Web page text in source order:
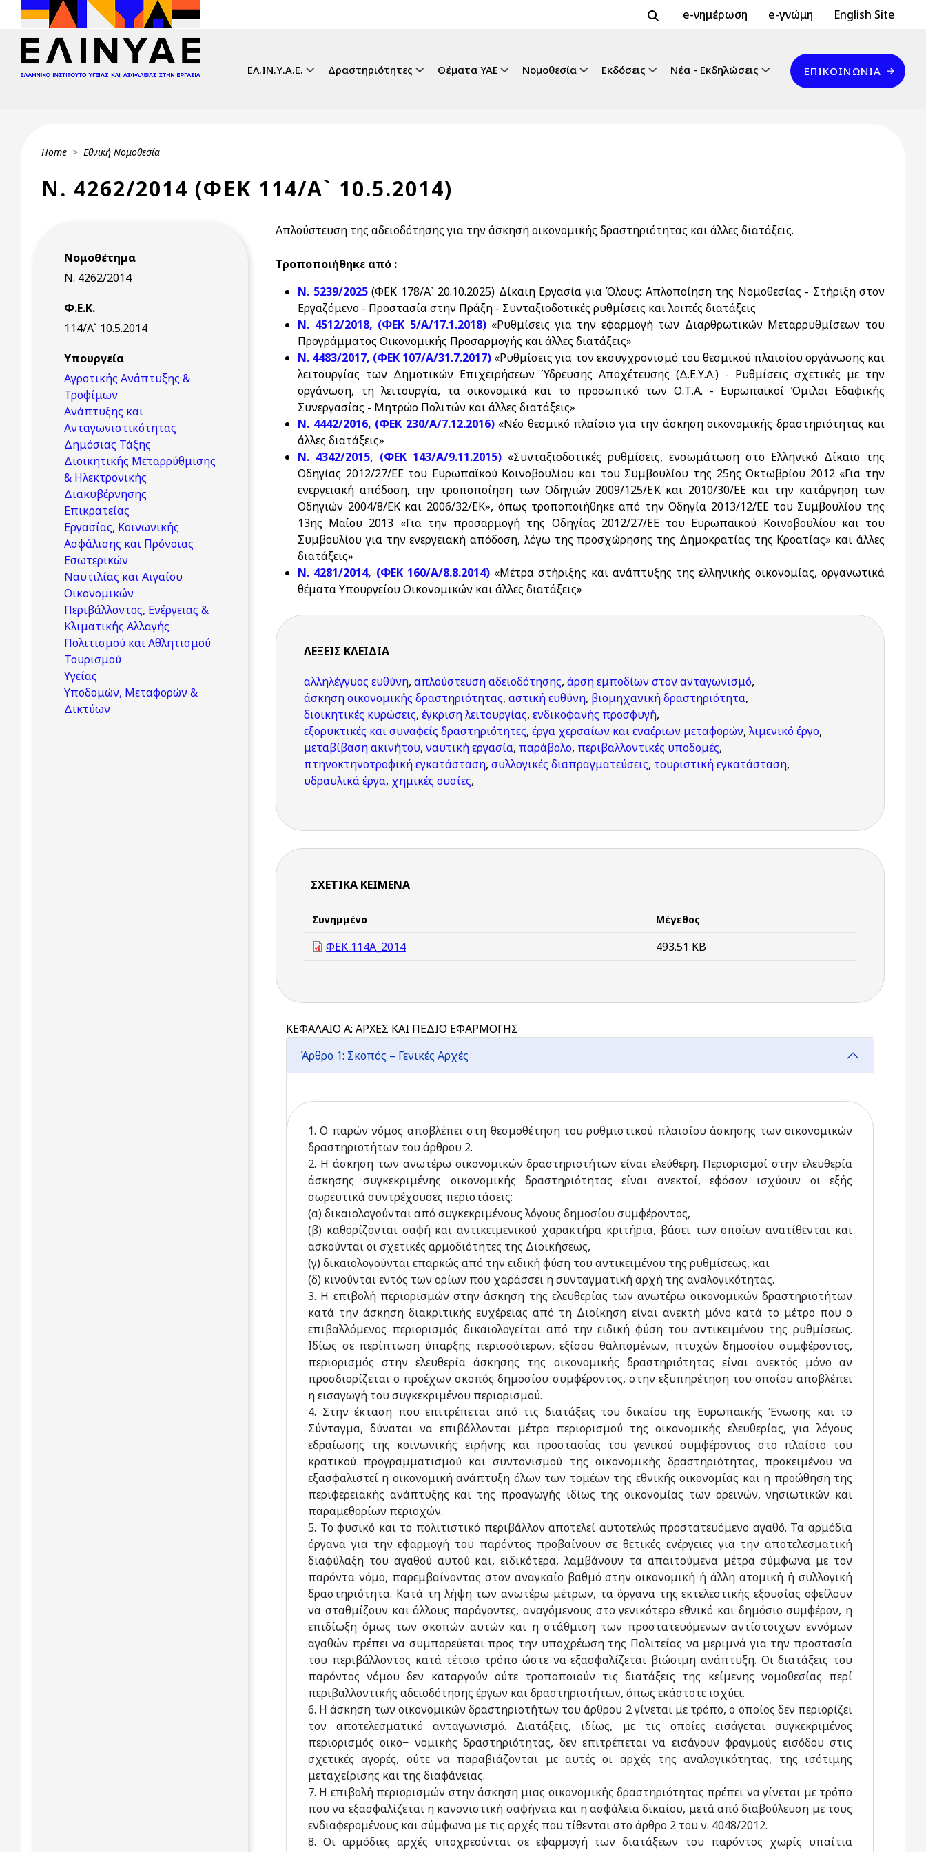
Skip to main content Header Top 2
e-νημέρωση e-γνώμη Header Top
English Site
ΕΛ.ΙΝ.Υ.Α.Ε. Δραστηριότητες Θέματα ΥΑΕ Νομοθεσία Εκδόσεις Νέα - Εκδηλώσεις
Επικοινωνία
ΕΠΙΚΟΙΝΩΝΊΑ
Breadcrumb
Home Εθνική Νομοθεσία
Ν. 4262/2014 (ΦΕΚ 114/Α` 10.5.2014)
Νομοθέτημα
Ν. 4262/2014
Φ.Ε.Κ.
114/Α` 10.5.2014
Υπουργεία
Αγροτικής Ανάπτυξης &
Τροφίμων
Ανάπτυξης και
Ανταγωνιστικότητας
Δημόσιας Τάξης
Διοικητικής Μεταρρύθμισης
& Ηλεκτρονικής
Διακυβέρνησης
Επικρατείας
Εργασίας, Κοινωνικής
Ασφάλισης και Πρόνοιας
Εσωτερικών
Ναυτιλίας και Αιγαίου
Οικονομικών
Περιβάλλοντος, Ενέργειας &
Κλιματικής Αλλαγής
Πολιτισμού και Αθλητισμού
Τουρισμού
Υγείας
Υποδομών, Μεταφορών &
Δικτύων
Απλούστευση της αδειοδότησης για την άσκηση οικονομικής δραστηριότητας και άλλες διατάξεις.
Τροποποιήθηκε από :
Ν. 5239/2025 (ΦΕΚ 178/Α` 20.10.2025) Δίκαιη Εργασία για Όλους: Απλοποίηση της Νομοθεσίας - Στήριξη στον
Εργαζόμενο - Προστασία στην Πράξη - Συνταξιοδοτικές ρυθμίσεις και λοιπές διατάξεις
N. 4512/2018, (ΦΕΚ 5/Α/17.1.2018) «Ρυθμίσεις για την εφαρμογή των Διαρθρωτικών Μεταρρυθμίσεων του
Προγράμματος Οικονομικής Προσαρμογής και άλλες διατάξεις»
N. 4483/2017, (ΦΕΚ 107/Α/31.7.2017) «Ρυθμίσεις για τον εκσυγχρονισμό του θεσμικού πλαισίου οργάνωσης και
λειτουργίας των Δημοτικών Επιχειρήσεων Ύδρευσης Αποχέτευσης (Δ.Ε.Υ.Α.) - Ρυθμίσεις σχετικές με την
οργάνωση, τη λειτουργία, τα οικονομικά και το προσωπικό των Ο.Τ.Α. - Ευρωπαϊκοί Όμιλοι Εδαφικής
Συνεργασίας - Μητρώο Πολιτών και άλλες διατάξεις»
N. 4442/2016, (ΦΕΚ 230/Α/7.12.2016) «Νέο θεσμικό πλαίσιο για την άσκηση οικονομικής δραστηριότητας και
άλλες διατάξεις»
Ν. 4342/2015, (ΦΕΚ 143/Α/9.11.2015) «Συνταξιοδοτικές ρυθμίσεις, ενσωμάτωση στο Ελληνικό Δίκαιο της
Οδηγίας 2012/27/ΕΕ του Ευρωπαϊκού Κοινοβουλίου και του Συμβουλίου της 25ης Οκτωβρίου 2012 «Για την
ενεργειακή απόδοση, την τροποποίηση των Οδηγιών 2009/125/ΕΚ και 2010/30/ΕΕ και την κατάργηση των
Οδηγιών 2004/8/ΕΚ και 2006/32/ΕΚ», όπως τροποποιήθηκε από την Οδηγία 2013/12/ΕΕ του Συμβουλίου της
13ης Μαΐου 2013 «Για την προσαρμογή της Οδηγίας 2012/27/ΕΕ του Ευρωπαϊκού Κοινοβουλίου και του
Συμβουλίου για την ενεργειακή απόδοση, λόγω της προσχώρησης της Δημοκρατίας της Κροατίας» και άλλες
διατάξεις»
Ν. 4281/2014, (ΦΕΚ 160/Α/8.8.2014) «Μέτρα στήριξης και ανάπτυξης της ελληνικής οικονομίας, οργανωτικά
θέματα Υπουργείου Οικονομικών και άλλες διατάξεις»
ΛΈΞΕΙΣ KΛΕΙΔΙΆ
αλληλέγγυος ευθύνη, απλούστευση αδειοδότησης, άρση εμποδίων στον ανταγωνισμό,
άσκηση οικονομικής δραστηριότητας, αστική ευθύνη, βιομηχανική δραστηριότητα,
διοικητικές κυρώσεις, έγκριση λειτουργίας, ενδικοφανής προσφυγή,
εξορυκτικές και συναφείς δραστηριότητες, έργα χερσαίων και εναέριων μεταφορών, λιμενικό έργο,
μεταβίβαση ακινήτου, ναυτική εργασία, παράβολο, περιβαλλοντικές υποδομές,
πτηνοκτηνοτροφική εγκατάσταση, συλλογικές διαπραγματεύσεις, τουριστική εγκατάσταση,
υδραυλικά έργα, χημικές ουσίες,
ΣΧΕΤΙΚΆ ΚΕΊΜΕΝΑ
Συνημμένο Μέγεθος
ΦΕΚ 114Α_2014 493.51 KB
ΚΕΦΑΛΑΙΟ Α: ΑΡΧΕΣ ΚΑΙ ΠΕΔΙΟ ΕΦΑΡΜΟΓΗΣ
Άρθρο 1: Σκοπός – Γενικές Αρχές
1. Ο παρών νόμος αποβλέπει στη θεσμοθέτηση του ρυθμιστικού πλαισίου άσκησης των οικονομικών
δραστηριοτήτων του άρθρου 2.
2. Η άσκηση των ανωτέρω οικονομικών δραστηριοτήτων είναι ελεύθερη. Περιορισμοί στην ελευθερία
άσκησης συγκεκριμένης οικονομικής δραστηριότητας είναι ανεκτοί, εφόσον ισχύουν οι εξής
σωρευτικά συντρέχουσες περιστάσεις:
(α) δικαιολογούνται από συγκεκριμένους λόγους δημοσίου συμφέροντος,
(β) καθορίζονται σαφή και αντικειμενικού χαρακτήρα κριτήρια, βάσει των οποίων ανατίθενται και
ασκούνται οι σχετικές αρμοδιότητες της Διοικήσεως,
(γ) δικαιολογούνται επαρκώς από την ειδική φύση του αντικειμένου της ρυθμίσεως, και
(δ) κινούνται εντός των ορίων που χαράσσει η συνταγματική αρχή της αναλογικότητας.
3. Η επιβολή περιορισμών στην άσκηση της ελευθερίας των ανωτέρω οικονομικών δραστηριοτήτων
κατά την άσκηση διακριτικής ευχέρειας από τη Διοίκηση είναι ανεκτή μόνο κατά το μέτρο που ο
επιβαλλόμενος περιορισμός δικαιολογείται από την ειδική φύση του αντικειμένου της ρυθμίσεως.
Iδίως σε περίπτωση ύπαρξης περισσότερων, εξίσου θαλπομένων, πτυχών δημοσίου συμφέροντος,
περιορισμός στην ελευθερία άσκησης της οικονομικής δραστηριότητας είναι ανεκτός μόνο αν
προσδιορίζεται ο προέχων σκοπός δημοσίου συμφέροντος, στην εξυπηρέτηση του οποίου αποβλέπει
η εισαγωγή του συγκεκριμένου περιορισμού.
4. Στην έκταση που επιτρέπεται από τις διατάξεις του δικαίου της Ευρωπαϊκής Ένωσης και το
Σύνταγμα, δύναται να επιβάλλονται μέτρα περιορισμού της οικονομικής ελευθερίας, για λόγους
εδραίωσης της κοινωνικής ειρήνης και προστασίας του γενικού συμφέροντος στο πλαίσιο του
κρατικού προγραμματισμού και συντονισμού της οικονομικής δραστηριότητας, προκειμένου να
εξασφαλιστεί η οικονομική ανάπτυξη όλων των τομέων της εθνικής οικονομίας και η προώθηση της
περιφερειακής ανάπτυξης και της προαγωγής ιδίως της οικονομίας των ορεινών, νησιωτικών και
παραμεθορίων περιοχών.
5. Το φυσικό και το πολιτιστικό περιβάλλον αποτελεί αυτοτελώς προστατευόμενο αγαθό. Τα αρμόδια
όργανα για την εφαρμογή του παρόντος προβαίνουν σε θετικές ενέργειες για την αποτελεσματική
διαφύλαξη του αγαθού αυτού και, ειδικότερα, λαμβάνουν τα απαιτούμενα μέτρα σύμφωνα με τον
παρόντα νόμο, παρεμβαίνοντας στον αναγκαίο βαθμό στην οικονομική ή άλλη ατομική ή συλλογική
δραστηριότητα. Κατά τη λήψη των ανωτέρω μέτρων, τα όργανα της εκτελεστικής εξουσίας οφείλουν
να σταθμίζουν και άλλους παράγοντες, αναγόμενους στο γενικότερο εθνικό και δημόσιο συμφέρον, η
επιδίωξη όμως των σκοπών αυτών και η στάθμιση των προστατευόμενων αντίστοιχων εννόμων
αγαθών πρέπει να συμπορεύεται προς την υποχρέωση της Πολιτείας να μεριμνά για την προστασία
του περιβάλλοντος κατά τέτοιο τρόπο ώστε να εξασφαλίζεται βιώσιμη ανάπτυξη. Οι διατάξεις του
παρόντος νόμου δεν καταργούν ούτε τροποποιούν τις διατάξεις της κείμενης νομοθεσίας περί
περιβαλλοντικής αδειοδότησης έργων και δραστηριοτήτων, όπως εκάστοτε ισχύει.
6. Η άσκηση των οικονομικών δραστηριοτήτων του άρθρου 2 γίνεται με τρόπο, ο οποίος δεν περιορίζει
τον αποτελεσματικό ανταγωνισμό. Διατάξεις, ιδίως, με τις οποίες εισάγεται συγκεκριμένος
περιορισμός οικο− νομικής δραστηριότητας, δεν επιτρέπεται να εισάγουν φραγμούς εισόδου στις
σχετικές αγορές, ούτε να παραβιάζονται με αυτές οι αρχές της αναλογικότητας, της ισότιμης
μεταχείρισης και της διαφάνειας.
7. Η επιβολή περιορισμών στην άσκηση μιας οικονομικής δραστηριότητας πρέπει να γίνεται με τρόπο
που να εξασφαλίζεται η κανονιστική σαφήνεια και η ασφάλεια δικαίου, μετά από διαβούλευση με τους
ενδιαφερομένους και σύμφωνα με τις αρχές που τίθενται στο άρθρο 2 του ν. 4048/2012.
8. Οι αρμόδιες αρχές υποχρεούνται σε εφαρμογή των διατάξεων του παρόντος χωρίς υπαίτια